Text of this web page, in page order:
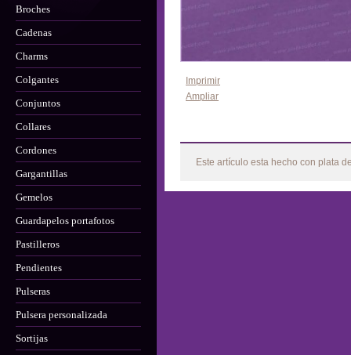
Broches
Cadenas
Charms
Colgantes
Conjuntos
Collares
Cordones
Gargantillas
Gemelos
Guardapelos portafotos
Pastilleros
Pendientes
Pulseras
Pulsera personalizada
Sortijas
Imprimir
Ampliar
Este artículo esta hecho con plata